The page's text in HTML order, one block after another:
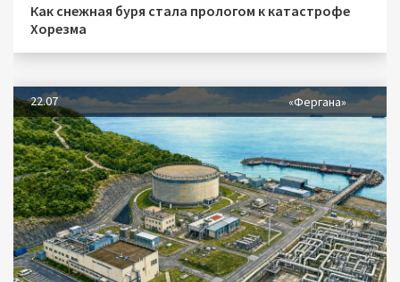
Как снежная буря стала прологом к катастрофе
Хорезма
22.07 «Фергана»